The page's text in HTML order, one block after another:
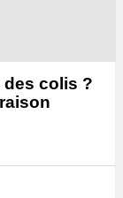
des colis ?